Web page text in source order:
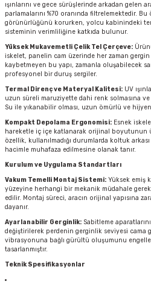
ışınlarını ve gece sürüşlerinde arkadan gelen
parlamalarını %70 oranında filtrelemektedir.
görünürlüğünü korurken, yolcu kabinindeki
sisteminin verimliliğine katkıda bulunur.
Yüksek Mukavemetli Çelik Tel Çerçeve:
iskelet, panelin cam üzerinde her zaman gergin
kaybetmeyen bu yapı, zamanla oluşabilecek
profesyonel bir duruş sergiler.
Termal Direnç ve Materyal Kalitesi: UV
uzun süreli maruziyette dahi renk solmasına
Su ile yıkanabilir olması, uzun ömürlü ve
Kompakt Depolama Ergonomisi: Esnek
hareketle iç içe katlanarak orijinal boyutunun
özellik, kullanılmadığı durumlarda koltuk
hacimle muhafaza edilmesine olanak tanır.
Kurulum ve Uygulama Standartları
Vakum Temelli Montaj Sistemi: Yüksek emiş
yüzeyine herhangi bir mekanik müdahale
edilir. Montaj süreci, aracın orijinal yapısına
dayanır.
Ayarlanabilir Gerginlik: Sabitleme
değiştirilerek perdenin gerginlik seviyesi cama
vibrasyonuna bağlı gürültü oluşumunu
tasarlanmıştır.
Teknik Spesifikasyonlar